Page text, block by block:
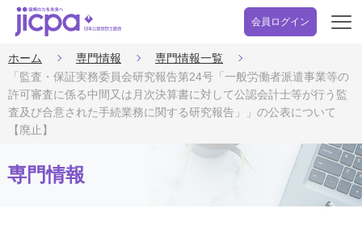
会員ログイン
開
ホーム 専門情報
専門情報一覧
「監査・保証実務委員会研究報告第24号「一般労働者派遣事業等の
許可審査に係る中間又は月次決算書に対して公認会計士等が行う監
査及び合意された手続業務に関する研究報告」」の公表について
【廃止】
専門情報